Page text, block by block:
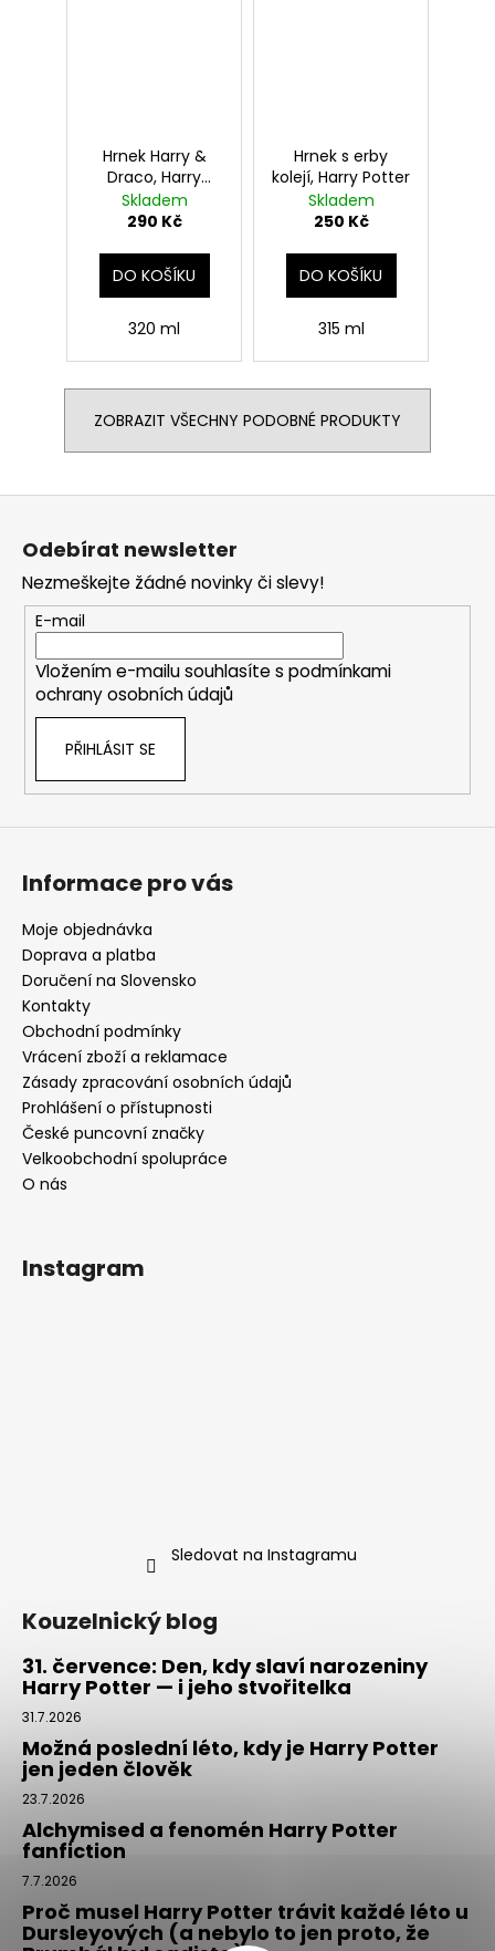
Hrnek Harry &
Draco, Harry
Potter
Skladem
290 Kč
DO KOŠÍKU
320 ml
Hrnek s erby
kolejí, Harry Potter
Skladem
250 Kč
DO KOŠÍKU
315 ml
ZOBRAZIT VŠECHNY PODOBNÉ PRODUKTY
Z
Odebírat newsletter
Nezmeškejte žádné novinky či slevy!
E-mail
Vložením e-mailu souhlasíte s podmínkami
ochrany osobních údajů
PŘIHLÁSIT SE
Informace pro vás
Moje objednávka
Doprava a platba
Doručení na Slovensko
Kontakty
Obchodní podmínky
Vrácení zboží a reklamace
Zásady zpracování osobních údajů
Prohlášení o přístupnosti
České puncovní značky
Velkoobchodní spolupráce
O nás
Instagram
Sledovat na Instagramu
Kouzelnický blog
31. července: Den, kdy slaví narozeniny
Harry Potter — i jeho stvořitelka
31.7.2026
Možná poslední léto, kdy je Harry Potter
jen jeden člověk
23.7.2026
Alchymised a fenomén Harry Potter
fanfiction
7.7.2026
Proč musel Harry Potter trávit každé léto u
Dursleyových (a nebylo to jen proto, že